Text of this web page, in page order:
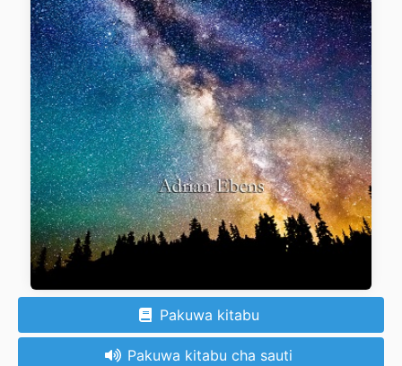
Pakuwa kitabu
Pakuwa kitabu cha sauti